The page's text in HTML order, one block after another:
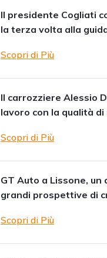
Il presidente Cogliati
la terza volta alla
Scopri di Più
Il carrozziere Alessio
lavoro con la qualità di
Scopri di Più
GT Auto a Lissone, un
grandi prospettive di
Scopri di Più